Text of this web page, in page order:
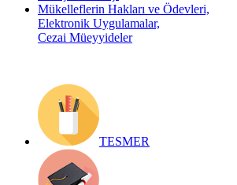
Mükelleflerin Hakları ve Ödevleri,
Elektronik Uygulamalar,
Cezai Müeyyideler
TESMER